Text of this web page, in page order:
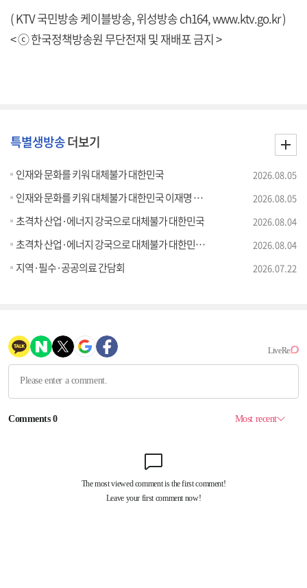
( KTV 국민방송 케이블방송, 위성방송 ch164,www.ktv.go.kr)
< ⓒ 한국정책방송원 무단전재 및 재배포 금지 >
특별생방송더보기
인재와 문화를 키워 대체불가 대한민국 2026.08.05
인재와 문화를 키워 대체불가 대한민국 이재명 대통령 모두말씀 2026.08.05
초격차 산업·에너지 강국으로 대체불가 대한민국 2026.08.04
초격차 산업·에너지 강국으로 대체불가 대한민국 이재명 대통령 모두말씀 2026.08.04
지역·필수·공공의료 간담회 2026.07.22